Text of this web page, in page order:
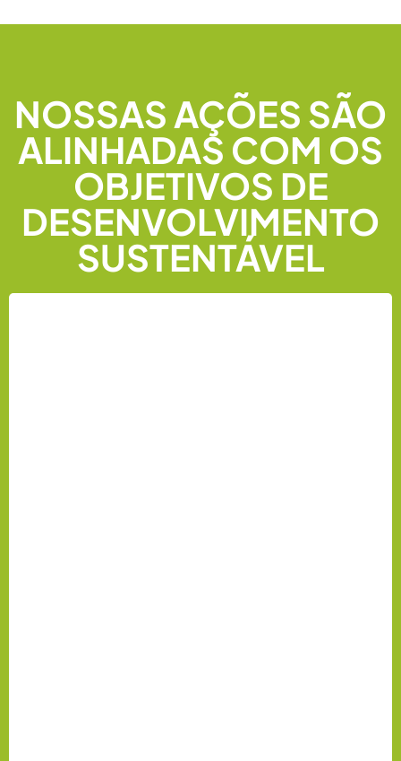
NOSSAS AÇÕES SÃO
ALINHADAS COM OS
OBJETIVOS DE
DESENVOLVIMENTO
SUSTENTÁVEL